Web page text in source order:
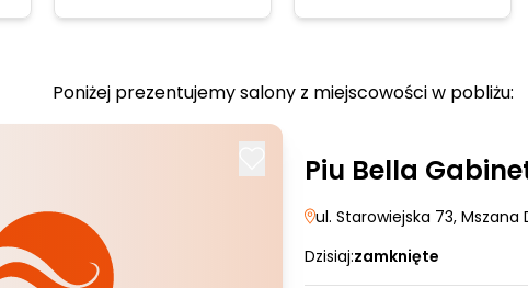
Poniżej prezentujemy salony z miejscowości w pobliżu:
Piu Bella
ul. Starowiejska 73, Mszana
Dzisiaj:zamknięte